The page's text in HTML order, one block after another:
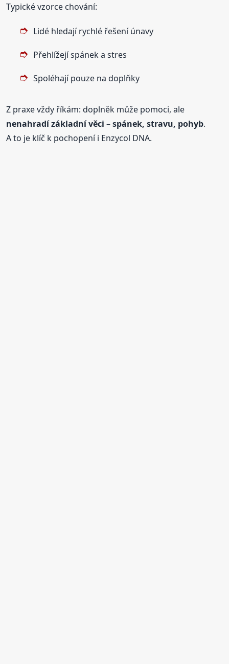
Typické vzorce chování:
Lidé hledají rychlé řešení únavy
Přehlížejí spánek a stres
Spoléhají pouze na doplňky
Z praxe vždy říkám: doplněk může pomoci, ale
nenahradí základní věci – spánek, stravu, pohyb.
A to je klíč k pochopení i Enzycol DNA.